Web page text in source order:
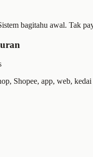
bagitahu awal. Tak
Shopee, app, web,